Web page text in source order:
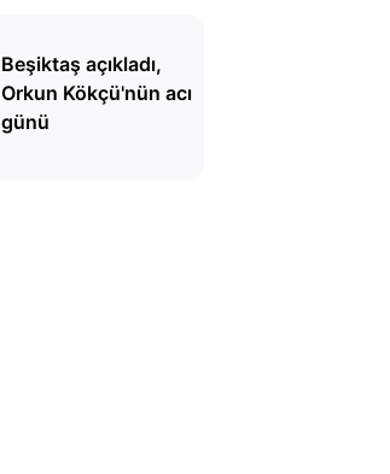
Beşiktaş açıkladı,
Orkun Kökçü'nün acı
günü